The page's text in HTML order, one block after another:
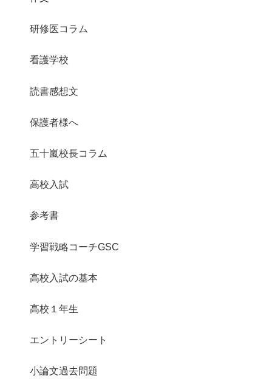
研修医コラム
看護学校
読書感想文
保護者様へ
五十嵐校長コラム
高校入試
参考書
学習戦略コーチGSC
高校入試の基本
高校１年生
エントリーシート
小論文過去問題